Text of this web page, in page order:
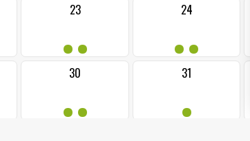
23
••
24
••
30
••
31
•